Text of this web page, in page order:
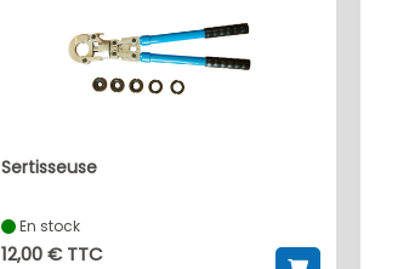
sertisseuse
En stock
12,00 € TTC